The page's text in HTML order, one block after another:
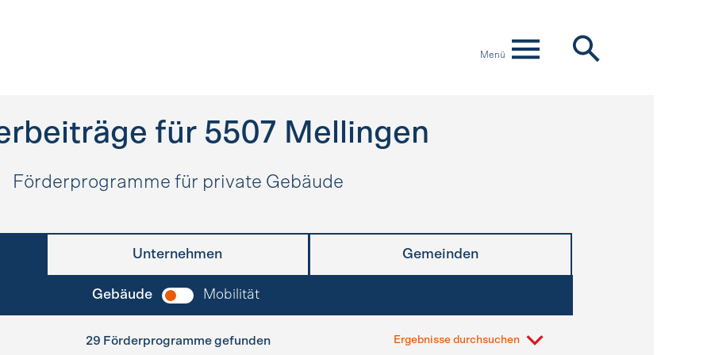
Menü
für 5507 Mellingen
Förderprogramme für private Gebäude
Unternehmen Gemeinden
Gebäude Mobilität
29 Förderprogramme gefunden Ergebnisse durchsuchen